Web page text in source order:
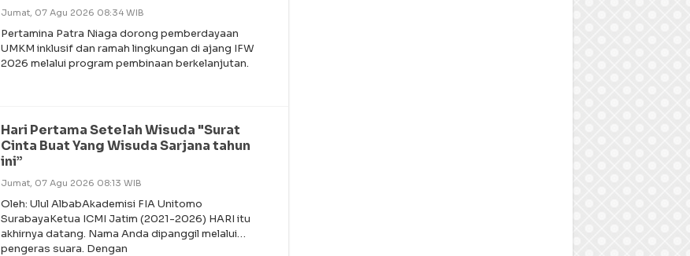
Jumat, 07 Agu 2026 08:34 WIB
Pertamina Patra Niaga dorong pemberdayaan
UMKM inklusif dan ramah lingkungan di ajang IFW
2026 melalui program pembinaan berkelanjutan.
Hari Pertama Setelah Wisuda "Surat
Cinta Buat Yang Wisuda Sarjana tahun
ini”
Jumat, 07 Agu 2026 08:13 WIB
Oleh: Ulul AlbabAkademisi FIA Unitomo
SurabayaKetua ICMI Jatim (2021-2026) HARI itu
akhirnya datang. Nama Anda dipanggil melalui
pengeras suara. Dengan